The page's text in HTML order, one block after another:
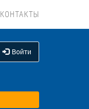
КОНТАКТЫ
Войти